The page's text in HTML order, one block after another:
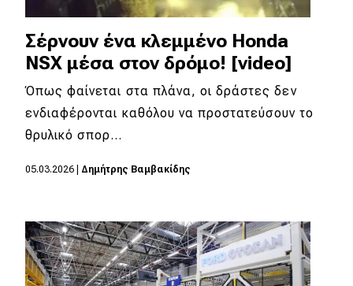
Σέρνουν ένα κλεμμένο Honda
NSX μέσα στον δρόμο! [video]
Όπως φαίνεται στα πλάνα, οι δράστες δεν
ενδιαφέρονται καθόλου να προστατεύσουν το
θρυλικό σπορ…
05.03.2026 Δημήτρης Βαμβακίδης